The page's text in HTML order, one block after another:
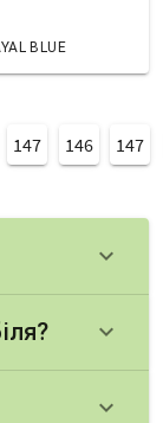
BLUE
147 146 147
keyboard_arrow_down
keyboard_arrow_down
keyboard_arrow_down